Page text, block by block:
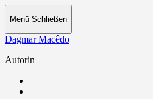
Menü Schließen
Dagmar Macêdo
Autorin